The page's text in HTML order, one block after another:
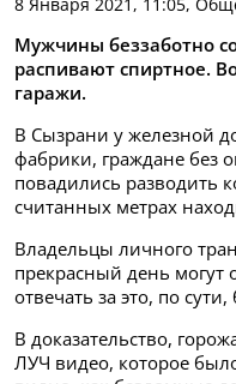
Мужчины беззаботно
распивают спиртное.
гаражи.
В Сызрани у железной
фабрики, граждане без
повадились разводить
считанных метрах
Владельцы личного
прекрасный день могут
отвечать за это, по
В доказательство,
ЛУЧ видео, которое